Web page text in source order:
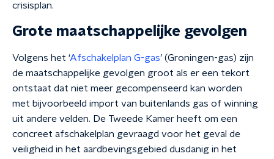
crisisplan.
Grote maatschappelijke gevolgen
Volgens het ‘Afschakelplan G-gas’ (Groningen-gas) zijn
de maatschappelijke gevolgen groot als er een tekort
ontstaat dat niet meer gecompenseerd kan worden
met bijvoorbeeld import van buitenlands gas of winning
uit andere velden. De Tweede Kamer heeft om een
concreet afschakelplan gevraagd voor het geval de
veiligheid in het aardbevingsgebied dusdanig in het